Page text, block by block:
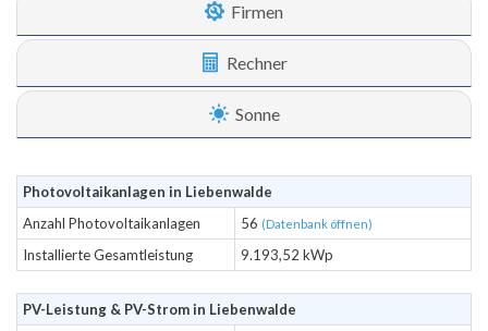
Firmen
Rechner
Sonne
Photovoltaikanlagen in Liebenwalde
Anzahl Photovoltaikanlagen
56 (Datenbank öffnen)
Installierte Gesamtleistung 9.193,52 kWp
PV-Leistung & PV-Strom in Liebenwalde